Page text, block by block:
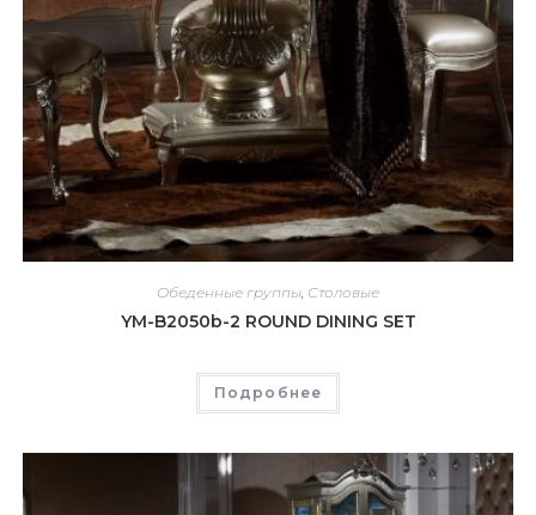
Обеденные группы, Столовые
YM-B2050b-2 ROUND DINING SET
Подробнее